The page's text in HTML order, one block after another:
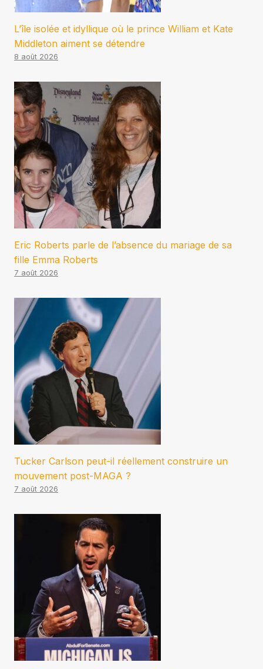
L’île isolée et idyllique où le prince William et Kate
Middleton aiment se détendre
8 août 2026
Eric Roberts parle de l’absence du mariage de sa
fille Emma Roberts
7 août 2026
Tucker Carlson peut-il réellement construire un
mouvement post-MAGA ?
7 août 2026